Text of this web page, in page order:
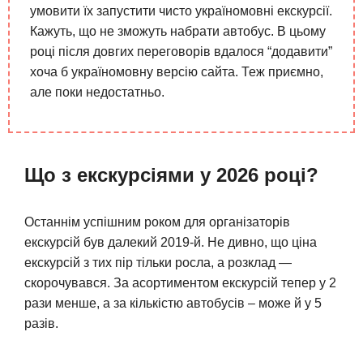
умовити їх запустити чисто україномовні екскурсії.
Кажуть, що не зможуть набрати автобус. В цьому
році після довгих переговорів вдалося “додавити”
хоча б україномовну версію сайта. Теж приємно,
але поки недостатньо.
Що з екскурсіями у 2026 році?
Останнім успішним роком для організаторів
екскурсій був далекий 2019-й. Не дивно, що ціна
екскурсій з тих пір тільки росла, а розклад —
скорочувався. За асортиментом екскурсій тепер у 2
рази менше, а за кількістю автобусів – може й у 5
разів.